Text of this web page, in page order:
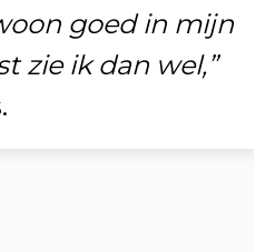
goed in mijn
zie ik dan wel,”